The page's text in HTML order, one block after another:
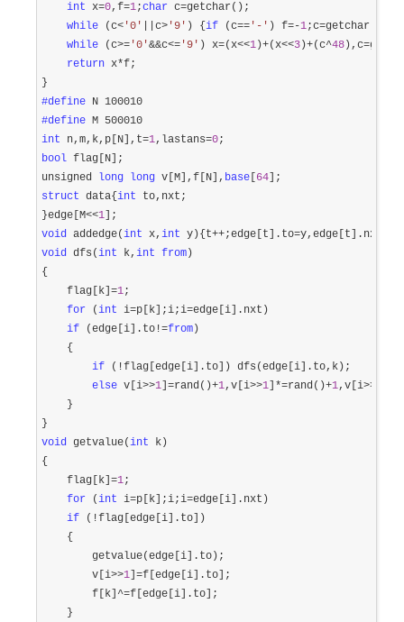
int x=0,f=1;char c=getchar();
while (c< '0 ' ||c> '9 ' ) { if (c== ' - ' ) f=-1;c=getchar();}
while (c>= '0 '&&c<= '9 ' ) x=(x<<1 )+(x<<3 )+(c^48 ),c=
return x*f;
#define
#define
int n,m,k,p[N],t=1,lastans=0
bool flag[N];
unsigned
long long v[M],f[N], base 64
struct data{ int to,nxt;
}edge[M<<1
void addedge(int x, int
void dfs(int k, int from )
{
    flag[k]
=1;
for (int i=p[k];i;i=edge[i].nxt)
if (edge[i].to!=from )
    {
if (!flag[edge[i].to]) dfs(edge[i].to,k);
else v[i>>1 ]=rand()+1,v[i>>1 ]*=rand()+1,v[i>>
    }
void getvalue(int k)
{
    flag[k]
=1;
for (int i=p[k];i;i=edge[i].nxt)
if (!flag[edge[i].to])
    {
        getvalue(edge[i].to);
        v[i
>>1 ]=f[edge[i].to];
        f[k]
^=f[edge[i].to];
    }